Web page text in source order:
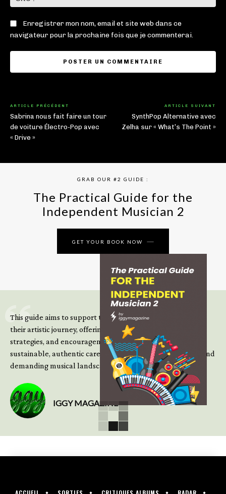
:
Enregistrer mon nom, email et site web dans ce
navigateur pour la prochaine fois que je commenterai.
ARTICLE PRÉCÉDENT
Sabrina nous fait faire un tour
de voiture Électro-Pop avec
« Drive »
ARTICLE SUIVANT
SynthPop Alternative avec
Zelha sur « What’s The Point »
GRAB OUR #2 GUIDE :
The Practical Guide for the
Independent Musician 2
GET YOUR BOOK NOW
This guide aims to support those climbing the next steps of
their artistic journey, offering practical insight, updated
strategies, and encouragement to continue building
sustainable, authentic careers in an increasingly complex and
demanding musical landscape.
IGGY MAGAZINE